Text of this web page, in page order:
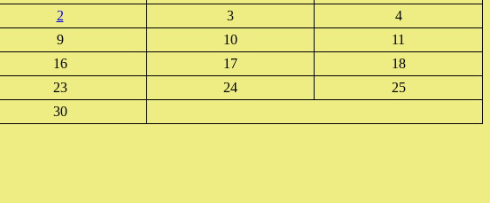
2 3
4
9 10
11
16 17
18
23 24
25
30